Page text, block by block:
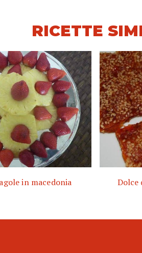
RICETTE
in macedonia Dolce